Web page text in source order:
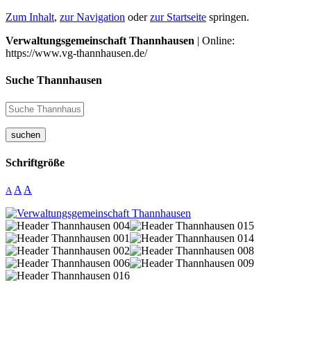
Zum Inhalt, zur Navigation oderzur Startseite springen.
Verwaltungsgemeinschaft Thannhausen | Online:
https://www.vg-thannhausen.de/
Suche Thannhausen
suchen
Schriftgröße
A A A